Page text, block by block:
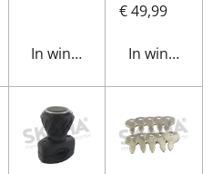
In winkelwagen
€ 49,99
In